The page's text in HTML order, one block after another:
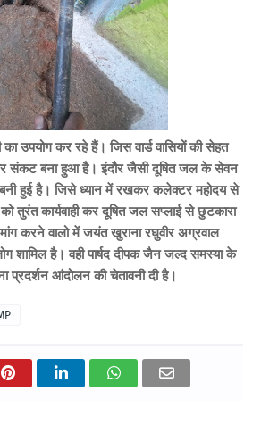
उपयोग कर रहे हैं। जिस वार्ड वासियों की सेहत
संकट बना हुआ है। इंदौर जैसी दूषित जल के सेवन
हुई है। जिसे ध्यान में रखकर कलेक्टर महोदय से
तुरंत कार्यवाही कर दूषित जल सप्लाई से छुटकारा
करने वालो में जयंत खुराना रघुवीर अग्रवाल
शामिल है। वही पार्षद दीपक जैन जल्द समस्या के
प्रदर्शन आंदोलन की चेतावनी दी है।